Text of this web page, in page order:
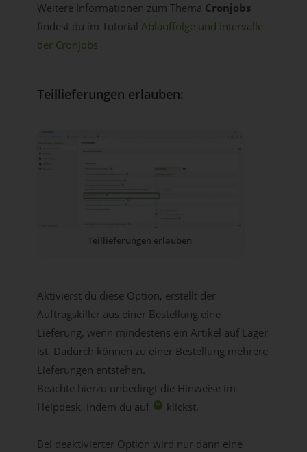
Weitere Informationen zum Thema Cronjobs
findest du im Tutorial Ablauffolge und Intervalle
der Cronjobs
Teillieferungen erlauben:
Teillieferungen erlauben
Aktivierst du diese Option, erstellt der
Auftragskiller aus einer Bestellung eine
Lieferung, wenn mindestens ein Artikel auf Lager
ist. Dadurch können zu einer Bestellung mehrere
Lieferungen entstehen.
Beachte hierzu unbedingt die Hinweise im
Helpdesk, indem du auf
klickst.
Bei deaktivierter Option wird nur dann eine